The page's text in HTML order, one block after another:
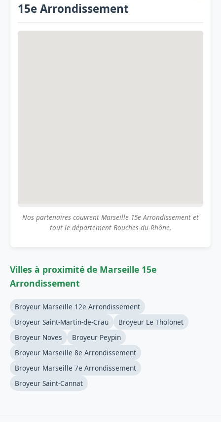
15e Arrondissement
Nos partenaires couvrent Marseille 15e Arrondissement et
tout le département Bouches-du-Rhône.
Villes à proximité de Marseille 15e
Arrondissement
Broyeur Marseille 12e Arrondissement
Broyeur Saint-Martin-de-Crau
Broyeur Le Tholonet
Broyeur Noves
Broyeur Peypin
Broyeur Marseille 8e Arrondissement
Broyeur Marseille 7e Arrondissement
Broyeur Saint-Cannat